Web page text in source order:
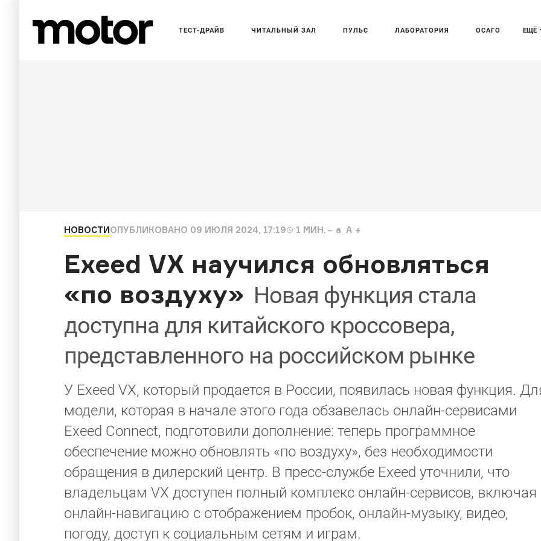
ЕЩЁ
ТЕСТ-ДРАЙВ ЧИТАЛЬНЫЙ ЗАЛ ПУЛЬС ЛАБОРАТОРИЯ ОСАГО
НОВОСТИОПУБЛИКОВАНО 09 ИЮЛЯ 2024, 17:19 1 МИН. a A
Exeed VX научился обновляться
«по воздуху» Новая функция стала
доступна для китайского кроссовера,
представленного на российском рынке
У Exeed VX, который продается в России, появилась новая функция.
модели, которая в начале этого года обзавелась онлайн-сервисами
Exeed Connect, подготовили дополнение: теперь программное
обеспечение можно обновлять «по воздуху», без необходимости
обращения в дилерский центр. В пресс-службе Exeed уточнили, что
владельцам VX доступен полный комплекс онлайн-сервисов, включая
онлайн-навигацию с отображением пробок, онлайн-музыку, видео,
погоду, доступ к социальным сетям и играм.